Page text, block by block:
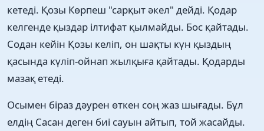
кетеді. Қозы Көрпеш "сарқыт әкел" дейді. Қодар
келгенде қыздар ілтифат қылмайды. Бос қайтады.
Содан кейін Қозы келіп, он шақты күн қыздың
қасында күліп-ойнап жылқыға қайтады. Қодарды
мазақ етеді.
Осымен біраз дәурен өткен соң жаз шығады. Бұл
елдің Сасан деген биі сауын айтып, той жасайды.